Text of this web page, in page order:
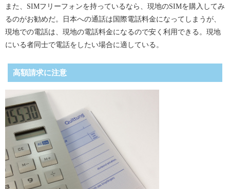
また、SIMフリーフォンを持っているなら、現地のSIMを購入してみ
るのがお勧めだ。日本への通話は国際電話料金になってしまうが、
現地での電話は、現地の電話料金になるので安く利用できる。現地
にいる者同士で電話をしたい場合に適している。
高額請求に注意